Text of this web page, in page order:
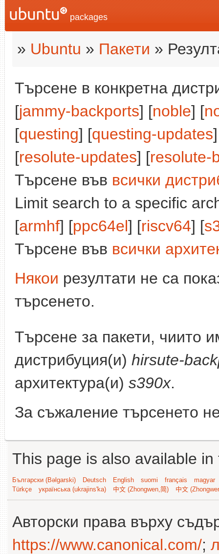
packages
» Ubuntu » Пакети »
Търсене в конкретна
[jammy-backports] [noble] [
[questing] [questing-updates
[resolute-updates] [resolute-
Търсене във всички
Limit search to a specific
[armhf] [ppc64el] [riscv64] [
Търсене във всички
Някои резултати не са
търсенето.
Търсене за пакети, чиито
дистрибуция(и) hirsute-
архитектура(и) s390x.
За съжаление търсенето
This page is also available
Български (Bəlgarski) Deutsch English suomi français
magyar
Türkçe
українська (ukrajins'ka) 中文 (Zhongwen,简) 中文
Авторски права върху
https://www.canonical.com/;